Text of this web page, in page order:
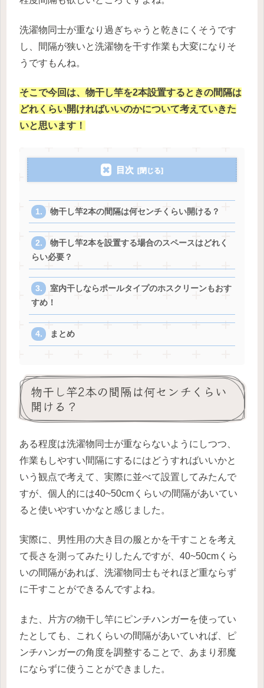
洗濯物同士が重なり過ぎちゃうと乾きにくそうです
し、間隔が狭いと洗濯物を干す作業も大変になりそ
うですもんね。
そこで今回は、物干し竿を2本設置するときの間隔は
どれくらい開ければいいのかについて考えていきた
いと思います！
目次
物干し竿2本の間隔は何センチくらい開ける？
物干し竿2本を設置する場合のスペースはどれく
らい必要？
室内干しならポールタイプのホスクリーンもおす
すめ！
まとめ
物干し竿2本の間隔は何センチくらい
開ける？
ある程度は洗濯物同士が重ならないようにしつつ、
作業もしやすい間隔にするにはどうすればいいかと
いう観点で考えて、実際に並べて設置してみたんで
すが、個人的には40~50cmくらいの間隔があいてい
ると使いやすいかなと感じました。
実際に、男性用の大き目の服とかを干すことを考え
て長さを測ってみたりしたんですが、40~50cmくら
いの間隔があれば、洗濯物同士もそれほど重ならず
に干すことができるんですよね。
また、片方の物干し竿にピンチハンガーを使ってい
たとしても、これくらいの間隔があいていれば、ピ
ンチハンガーの角度を調整することで、あまり邪魔
にならずに使うことができました。